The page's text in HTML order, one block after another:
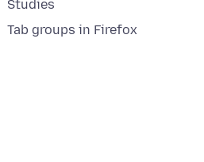
Studies
Tab groups in Firefox